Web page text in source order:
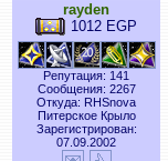
rayden
1012 EGP
Репутация: 141
Сообщения: 2267
Откуда: RHSnova
Питерское Крыло
Зарегистрирован:
07.09.2002